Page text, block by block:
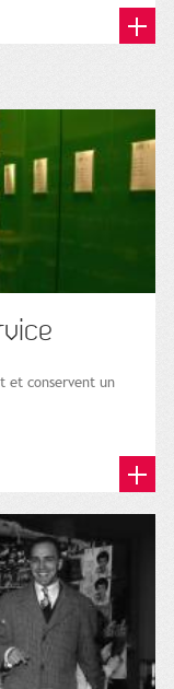
et conservent un